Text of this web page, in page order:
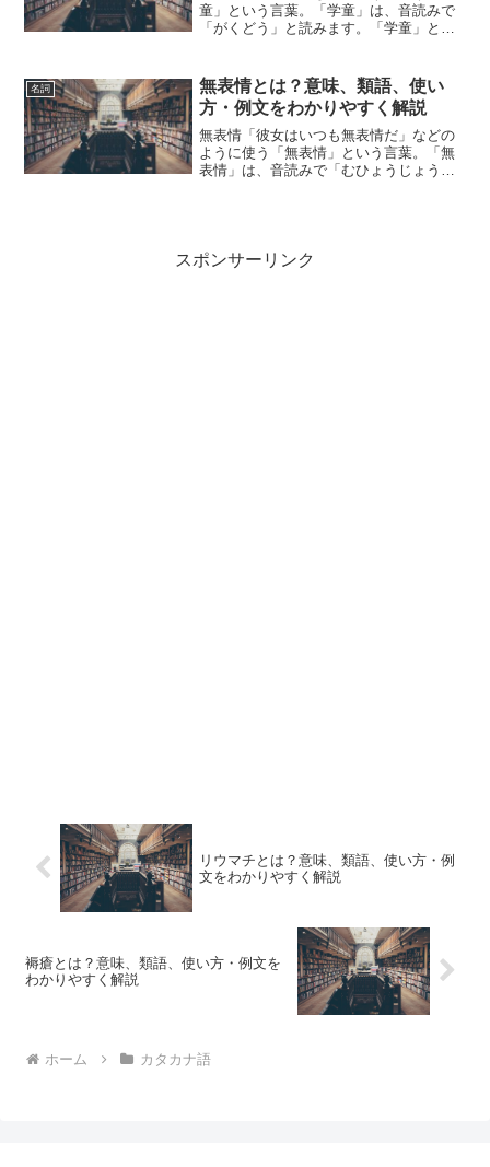
童」という言葉。「学童」は、音読みで
「がくどう」と読みます。「学童」と
ついて、小説などの用例を紹介して、わ
かりやすく解説していきます...
名詞
無表情とは？意味、類語、使い
方・例文をわかりやすく解説
無表情「彼女はいつも無表情だ」などの
ように使う「無表情」という言葉。「無
表情」は、音読みで「むひょうじょう」
スポンサーリンク
リウマチとは？意味、類語、使い方・例
文をわかりやすく解説
褥瘡とは？意味、類語、使い方・例文を
わかりやすく解説
ホーム カタカナ語